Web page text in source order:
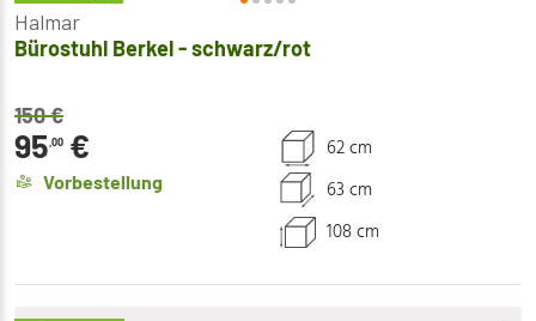
Halmar
Bürostuhl Berkel - schwarz/rot
150€
95,00 €
Vorbestellung
62 cm
63 cm
108 cm